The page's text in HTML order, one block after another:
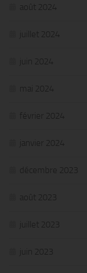
août 2024
juillet 2024
juin 2024
mai 2024
février 2024
janvier 2024
décembre 2023
août 2023
juillet 2023
juin 2023